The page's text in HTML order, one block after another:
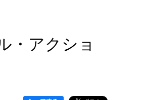
・アクショ